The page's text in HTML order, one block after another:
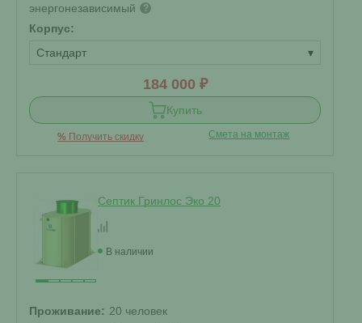
энергонезависимый ?
Корпус:
Стандарт
▾
184 000 ₽
Купить
% Получить скидку Смета на монтаж
Септик Гринлос Эко 20
В наличии
Проживание: 20 человек